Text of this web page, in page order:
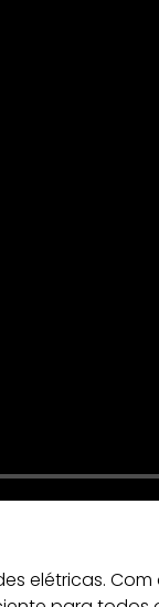
elétricas.